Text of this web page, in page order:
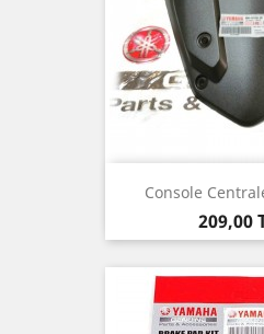
Console
Prix
209,00